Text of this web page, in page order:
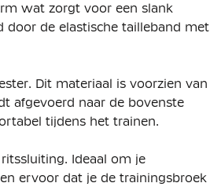
wat zorgt voor een slank
door de elastische tailleband met
Dit materiaal is voorzien van
afgevoerd naar de bovenste
tijdens het trainen.
Ideaal om je
ervoor dat je de trainingsbroek